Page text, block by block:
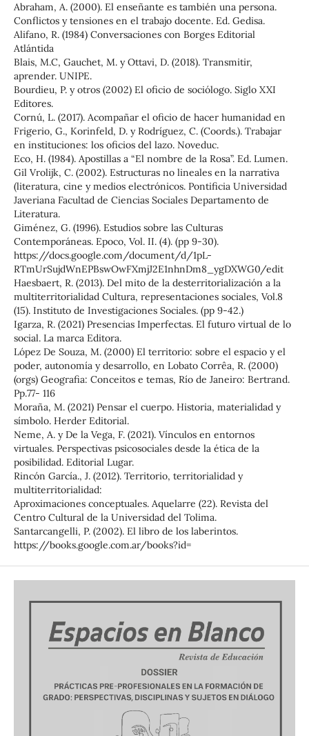
Abraham, A. (2000). El enseñante es también una persona.
Conflictos y tensiones en el trabajo docente. Ed. Gedisa.
Alifano, R. (1984) Conversaciones con Borges Editorial
Atlántida
Blais, M.C, Gauchet, M. y Ottavi, D. (2018). Transmitir,
aprender. UNIPE.
Bourdieu, P. y otros (2002) El oficio de sociólogo. Siglo XXI
Editores.
Cornú, L. (2017). Acompañar el oficio de hacer humanidad en
Frigerio, G., Korinfeld, D. y Rodríguez, C. (Coords.). Trabajar
en instituciones: los oficios del lazo. Noveduc.
Eco, H. (1984). Apostillas a “El nombre de la Rosa”. Ed. Lumen.
Gil Vrolijk, C. (2002). Estructuras no lineales en la narrativa
(literatura, cine y medios electrónicos. Pontificia Universidad
Javeriana Facultad de Ciencias Sociales Departamento de
Literatura.
Giménez, G. (1996). Estudios sobre las Culturas
Contemporáneas. Epoco, Vol. II. (4). (pp 9-30).
https://docs.google.com/document/d/1pL-
RTmUrSujdWnEPBswOwFXmjJ2E1nhnDm8_ygDXWG0/edit
Haesbaert, R. (2013). Del mito de la desterritorialización a la
multiterritorialidad Cultura, representaciones sociales, Vol.8
(15). Instituto de Investigaciones Sociales. (pp 9-42.)
Igarza, R. (2021) Presencias Imperfectas. El futuro virtual de lo
social. La marca Editora.
López De Souza, M. (2000) El territorio: sobre el espacio y el
poder, autonomía y desarrollo, en Lobato Corrêa, R. (2000)
(orgs) Geografia: Conceitos e temas, Río de Janeiro: Bertrand.
Pp.77- 116
Moraña, M. (2021) Pensar el cuerpo. Historia, materialidad y
símbolo. Herder Editorial.
Neme, A. y De la Vega, F. (2021). Vínculos en entornos
virtuales. Perspectivas psicosociales desde la ética de la
posibilidad. Editorial Lugar.
Rincón García., J. (2012). Territorio, territorialidad y
multiterritorialidad:
Aproximaciones conceptuales. Aquelarre (22). Revista del
Centro Cultural de la Universidad del Tolima.
Santarcangelli, P. (2002). El libro de los laberintos.
https://books.google.com.ar/books?id=